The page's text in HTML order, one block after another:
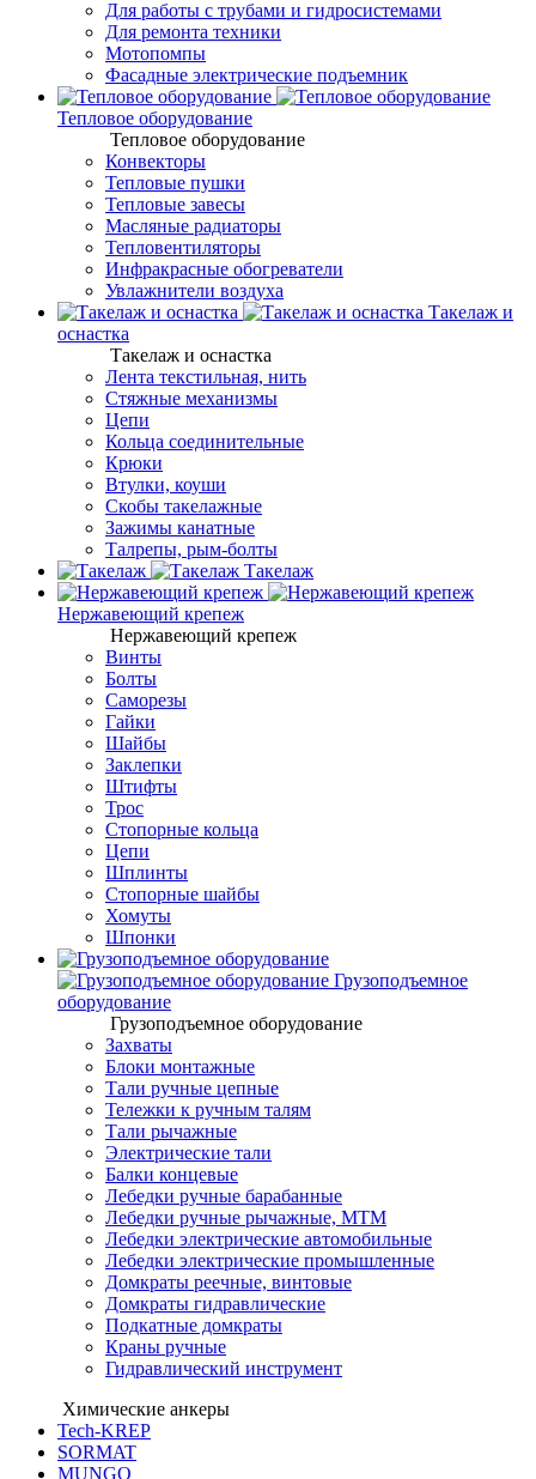
Для работы с трубами и гидросистемами
Для ремонта техники
Мотопомпы
Фасадные электрические подъемник
Тепловое оборудование
Тепловое оборудование
Конвекторы
Тепловые пушки
Тепловые завесы
Масляные радиаторы
Тепловентиляторы
Инфракрасные обогреватели
Увлажнители воздуха
Такелаж и
оснастка
Такелаж и оснастка
Лента текстильная, нить
Стяжные механизмы
Цепи
Кольца соединительные
Крюки
Втулки, коуши
Скобы такелажные
Зажимы канатные
Талрепы, рым-болты
Такелаж
Нержавеющий крепеж
Нержавеющий крепеж
Винты
Болты
Саморезы
Гайки
Шайбы
Заклепки
Штифты
Трос
Стопорные кольца
Цепи
Шплинты
Стопорные шайбы
Хомуты
Шпонки
Грузоподъемное
оборудование
Грузоподъемное оборудование
Захваты
Блоки монтажные
Тали ручные цепные
Тележки к ручным талям
Тали рычажные
Электрические тали
Балки концевые
Лебедки ручные барабанные
Лебедки ручные рычажные, МТМ
Лебедки электрические автомобильные
Лебедки электрические промышленные
Домкраты реечные, винтовые
Домкраты гидравлические
Подкатные домкраты
Краны ручные
Гидравлический инструмент
Химические анкеры
Tech-KREP
SORMAT
MUNGO